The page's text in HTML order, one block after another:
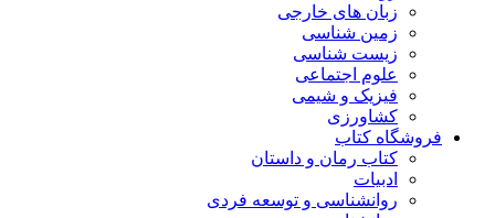
زبان های خارجی
زمین شناسی
زیست شناسی
علوم اجتماعی
فیزیک و شیمی
کشاورزی
فروشگاه کتاب
کتاب رمان و داستان
ادبیات
روانشناسی و توسعه فردی